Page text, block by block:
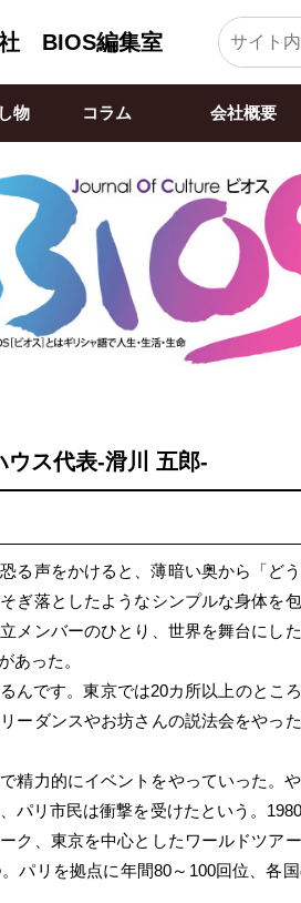
BIOS編集室
物 コラム 会社概要
ウス代表-滑川 五郎-
る声をかけると、薄暗い奥から「ど
ぎ落としたようなシンプルな身体を
メンバーのひとり、世界を舞台にし
あった。
んです。東京では20カ所以上のとこ
ーダンスやお坊さんの説法会をやっ
精力的にイベントをやっていった。
パリ市民は衝撃を受けたという。
ク、東京を中心としたワールドツア
パリを拠点に年間80～100回位、各